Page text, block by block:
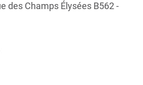
des Champs Élysées B562 -